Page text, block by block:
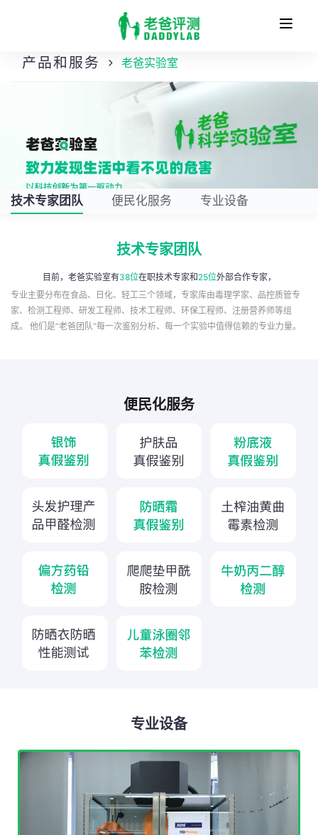
收
产品和服务 老爸实验室
技术专家团队 便民化服务 专业设备
技术专家团队
目前，老爸实验室有38位在职技术专家和25位外部合作专家，
专业主要分布在食品、日化、轻工三个领域，专家库由毒理学家、品控质管专
家、检测工程师、研发工程师、技术工程师、环保工程师、注册营养师等组
成。 他们是“老爸团队”每一次鉴别分析、每一个实验中值得信赖的专业力量。
便民化服务
专业设备